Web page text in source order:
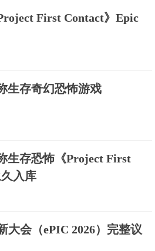
First Contact》Epic
生存奇幻恐怖游戏
生存恐怖《Project First
入库
大会（ePIC 2026）完整议